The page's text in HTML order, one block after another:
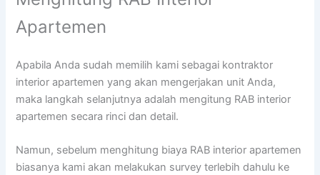
Apartemen
Apabila Anda sudah memilih kami sebagai kontraktor
interior apartemen yang akan mengerjakan unit Anda,
maka langkah selanjutnya adalah mengitung RAB interior
apartemen secara rinci dan detail.
Namun, sebelum menghitung biaya RAB interior apartemen
biasanya kami akan melakukan survey terlebih dahulu ke